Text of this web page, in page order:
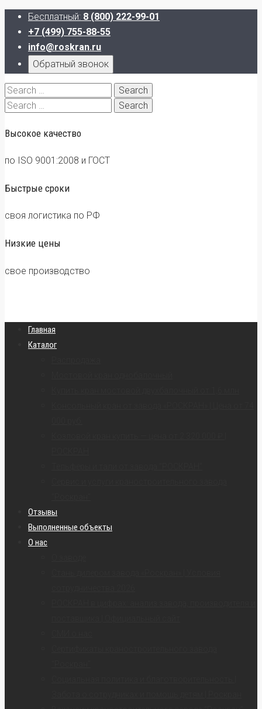
Бесплатный: 8 (800) 222-99-01
+7 (499) 755-88-55
info@roskran.ru
Обратный звонок
Search
for:
Search
Высокое качество
по ISO 9001:2008 и ГОСТ
Быстрые сроки
своя логистика по РФ
Низкие цены
свое производство
Главная
Каталог
Отзывы
Выполненные объекты
О нас